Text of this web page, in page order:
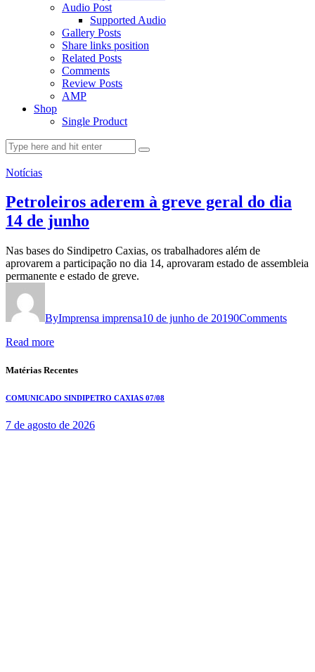
Audio Post
Supported Audio
Gallery Posts
Share links position
Related Posts
Comments
Review Posts
AMP
Shop
Single Product
Notícias
Petroleiros aderem à greve geral do dia
14 de junho
Nas bases do Sindipetro Caxias, os trabalhadores além de
aprovarem a participação no dia 14, aprovaram estado de assembleia
permanente e estado de greve.
ByImprensa imprensa10 de junho de 20190Comments
Read more
Matérias Recentes
COMUNICADO SINDIPETRO CAXIAS 07/08
7 de agosto de 2026